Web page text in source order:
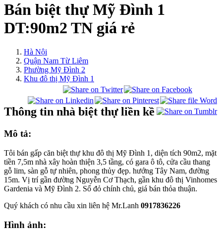
Bán biệt thự Mỹ Đình 1
DT:90m2 TN giá rẻ
Hà Nội
Quận Nam Từ Liêm
Phường Mỹ Đình 2
Khu đô thị Mỹ Đình 1
Thông tin nhà biệt thự liền kề
Mô tả:
Tôi bán gấp căn biệt thự khu đô thị Mỹ Đình 1, diện tích 90m2, mặt
tiền 7,5m nhà xây hoàn thiện 3,5 tầng, có gara ô tô, cửa cầu thang
gỗ lim, sàn gỗ tự nhiên, phong thủy đẹp. hướng Tây Nam, đường
15m. Vị trí gần đường Nguyễn Cơ Thạch, gần khu đô thị Vinhomes
Gardenia và Mỹ Đình 2. Sổ đỏ chính chủ, giá bán thỏa thuận.
Quý khách có nhu cầu xin liên hệ Mr.Lanh 0917836226
Hình ảnh: